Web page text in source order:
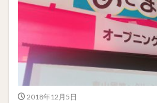
2018年12月5日